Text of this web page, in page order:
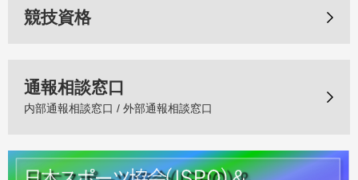
競技資格
通報相談窓口
内部通報相談窓口 / 外部通報相談窓口